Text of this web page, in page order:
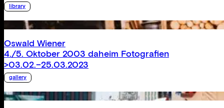
library
Oswald Wiener
4./5. Oktober 2003 daheim Fotografien
>03.02.–25.03.2023
gallery